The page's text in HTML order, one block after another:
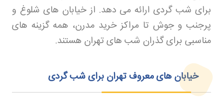
برای شب گردی ارائه می دهد. از خیابان های شلوغ و
پرجنب و جوش تا مراکز خرید مدرن، همه گزینه های
مناسبی برای گذران شب های تهران هستند.
خیابان های معروف تهران برای شب گردی